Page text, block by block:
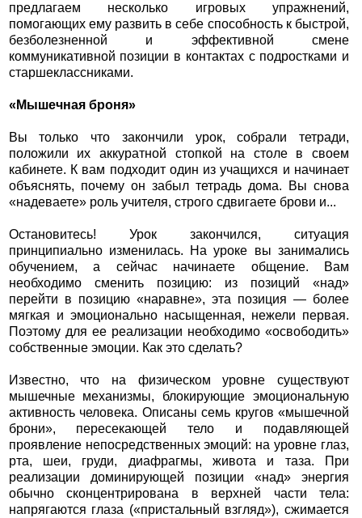
предлагаем несколько игровых упражнений,
помогающих ему развить в себе способность к быстрой,
безболезненной и эффективной смене
коммуникативной позиции в контактах с подростками и
старшеклассниками.
«Мышечная броня»
Вы только что закончили урок, собрали тетради,
положили их аккуратной стопкой на столе в своем
кабинете. К вам подходит один из учащихся и начинает
объяснять, почему он забыл тетрадь дома. Вы снова
«надеваете» роль учителя, строго сдвигаете брови и...
Остановитесь! Урок закончился, ситуация
принципиально изменилась. На уроке вы занимались
обучением, а сейчас начинаете общение. Вам
необходимо сменить позицию: из позиций «над»
перейти в позицию «наравне», эта позиция — более
мягкая и эмоционально насыщенная, нежели первая.
Поэтому для ее реализации необходимо «освободить»
собственные эмоции. Как это сделать?
Известно, что на физическом уровне существуют
мышечные механизмы, блокирующие эмоциональную
активность человека. Описаны семь кругов «мышечной
брони», пересекающей тело и подавляющей
проявление непосредственных эмоций: на уровне глаз,
рта, шеи, груди, диафрагмы, живота и таза. При
реализации доминирующей позиции «над» энергия
обычно сконцентрирована в верхней части тела:
напрягаются глаза («пристальный взгляд»), сжимается